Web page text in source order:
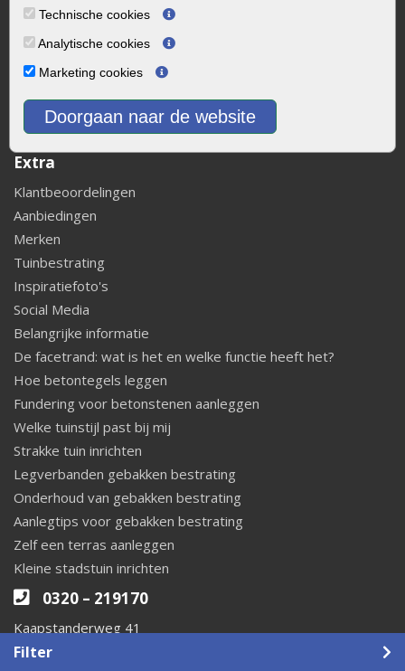
Technische cookies
Analytische cookies
Marketing cookies
Doorgaan naar de website
Filter
Contact
Bestel- en betaalproces
Leveren en ophalen
Retourneren van uw bestelling
Veelgestelde vragen
Extra
Klantbeoordelingen
Aanbiedingen
Merken
Tuinbestrating
Inspiratiefoto's
Social Media
Belangrijke informatie
De facetrand: wat is het en welke functie heeft het?
Hoe betontegels leggen
Fundering voor betonstenen aanleggen
Welke tuinstijl past bij mij
Strakke tuin inrichten
Legverbanden gebakken bestrating
Onderhoud van gebakken bestrating
Aanlegtips voor gebakken bestrating
Zelf een terras aanleggen
Kleine stadstuin inrichten
0320 – 219170
Kaapstanderweg 41
8243 RB Lelystad